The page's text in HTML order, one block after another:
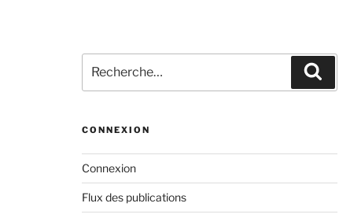
pour
:
CONNEXION
Connexion
Flux des publications